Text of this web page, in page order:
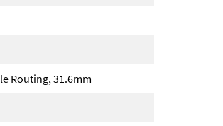
Routing, 31.6mm